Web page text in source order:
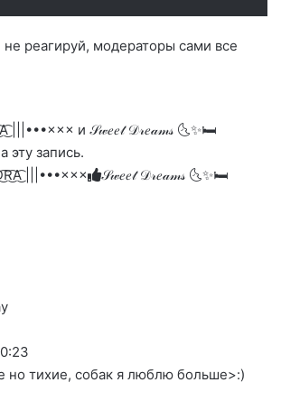
реагируй, модераторы сами все
|||•••××× и 𝒮𝓌𝑒𝑒𝓉 𝒟𝓇𝑒𝒶𝓂𝓈 🌜✨🛏️
эту запись.
|||•••×××
𝒮𝓌𝑒𝑒𝓉 𝒟𝓇𝑒𝒶𝓂𝓈 🌜✨🛏️
но тихие, собак я люблю больше>:)